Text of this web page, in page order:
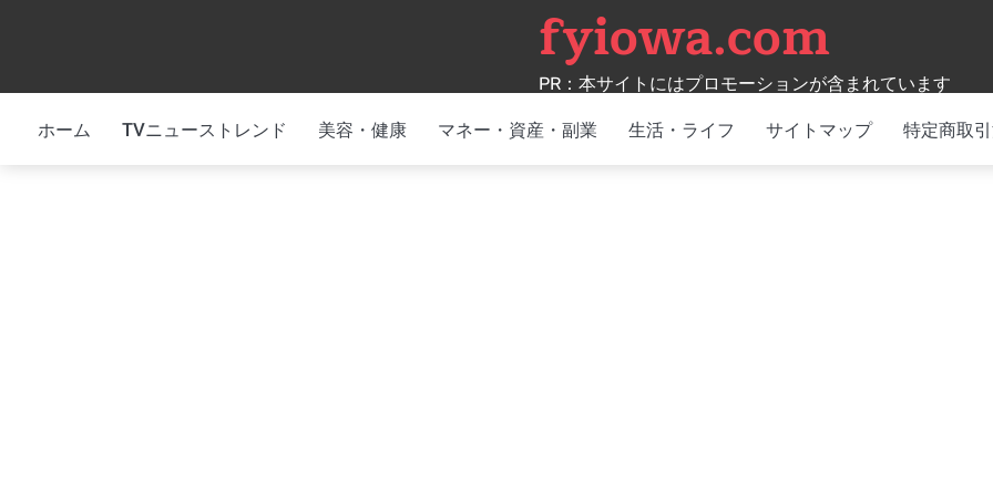
fyiowa.com
PR：本サイトにはプロモーションが含まれています
ホーム TVニューストレンド 美容・健康 マネー・資産・副業 生活・ライフ サイトマップ 特定商取